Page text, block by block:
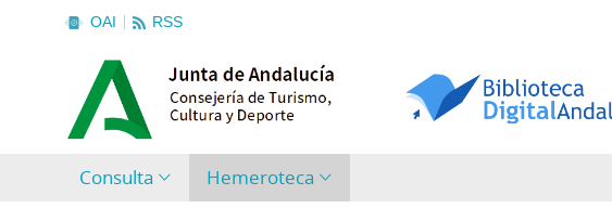
OAI RSS
Consulta Hemeroteca